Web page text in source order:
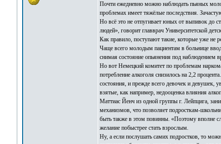
Почти ежедневно можно наблюдать пьяных
проблемах имеет тяжёлые последствия.
Но всё это не отпугивает юных от выпивок до
людей», говорит главврач Университетской
Как правило, поступают такие, которые уже не
Чаще всего молодым пациентам в больнице
снимая состояние опьянения под наблюдением
Но вот Немецкий комитет по проблемам
потребление алкоголя снизилось на 2,2
состояния, и прежде всего девочек и девушек,
взятые, как например, недооценка влияния
Маттиас Йенч из одной группы г. Лейпцига,
механизмов, что позволяет подросткам-
быть также в этом повинны. «Поэтому вполне
желание побыстрее стать взрослым.
Ну, а если послушать самих подростков, то